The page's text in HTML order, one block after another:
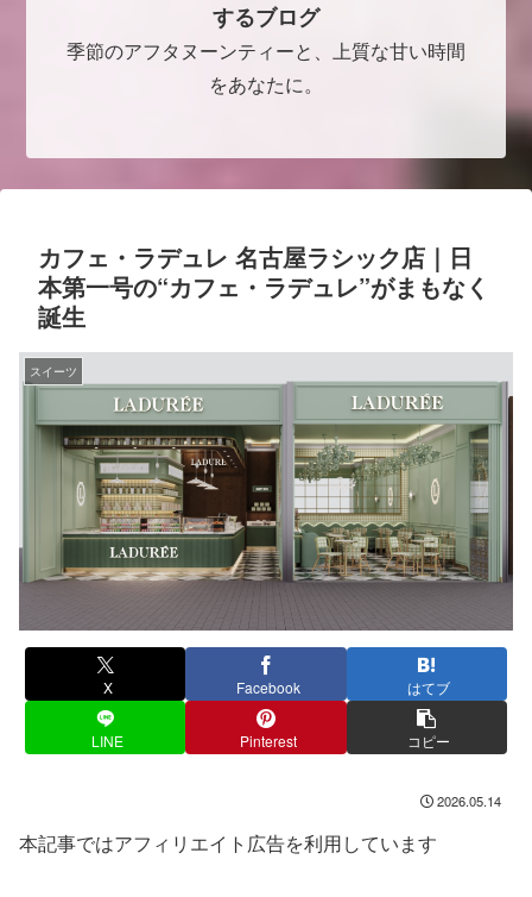
するブログ
季節のアフタヌーンティーと、上質な甘い時間
をあなたに。
カフェ・ラデュレ 名古屋ラシック店｜日
本第一号の“カフェ・ラデュレ”がまもなく
誕生
スイーツ
X Facebook はてブ
LINE Pinterest コピー
2026.05.14
本記事ではアフィリエイト広告を利用しています